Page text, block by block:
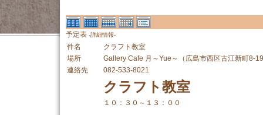
予定表 -詳細情報-
件名
クラフト教室
場所
Gallery Cafe 月～Yue～（広島市西区古江新町8-
連絡先
082-533-8021
クラフト教室
１０：３０～１３：００